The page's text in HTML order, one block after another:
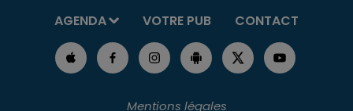
AGENDA
VOTRE PUB CONTACT
Mentions légales